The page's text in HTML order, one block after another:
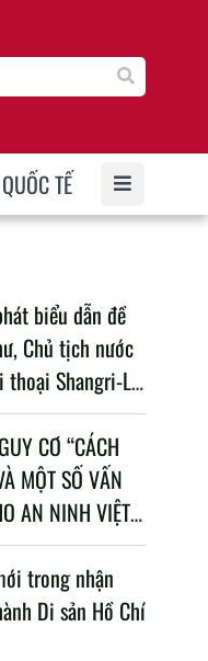
TẾ
biểu dẫn đề
Chủ tịch nước
Shangri-La
CƠ “CÁCH
MỘT SỐ VẤN
AN NINH VIỆT
CẢNH HIỆN
trong nhận
Di sản Hồ Chí